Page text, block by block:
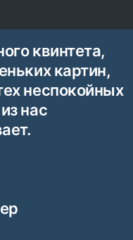
квинтета,
картин,
неспокойных
нас